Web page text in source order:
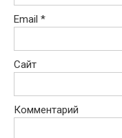
Email *
Сайт
Комментарий